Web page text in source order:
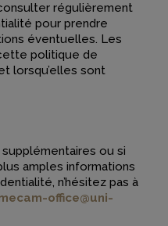
régulièrement
pour prendre
éventuelles. Les
politique de
lorsqu’elles sont
ou si
amples informations
n’hésitez pas à
office@uni-